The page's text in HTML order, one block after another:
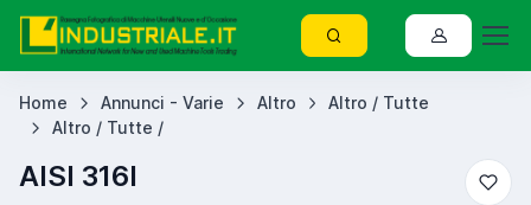
Home Annunci - Varie Altro
Altro / Tutte
Altro / Tutte /
AISI 316l